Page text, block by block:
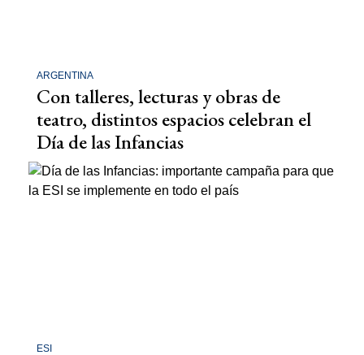
ARGENTINA
Con talleres, lecturas y obras de
teatro, distintos espacios celebran el
Día de las Infancias
ESI